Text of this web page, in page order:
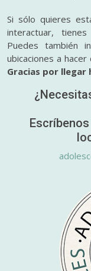
Si sólo quieres
interactuar,
Puedes también
ubicaciones a
Gracias por llegar